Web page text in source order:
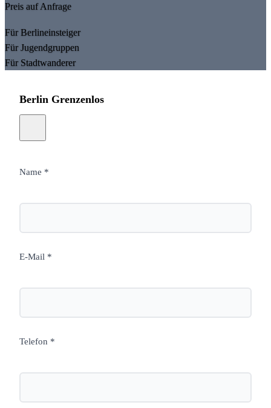
Preis auf Anfrage
Für Berlineinsteiger
Für Jugendgruppen
Für Stadtwanderer
Berlin Grenzenlos
Name *
E-Mail *
Telefon *